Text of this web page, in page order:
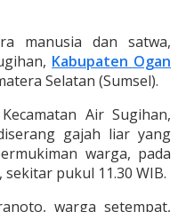
manusia dan satwa,
Kabupaten Ogan
Selatan (Sumsel).
Air Sugihan,
gajah liar yang
warga, pada
pukul 11.30 WIB.
warga setempat,